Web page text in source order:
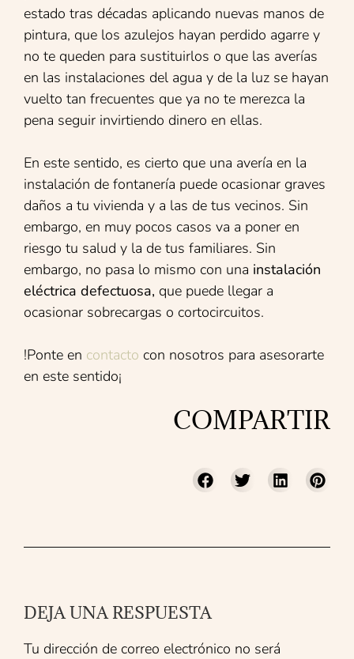
estado tras décadas aplicando nuevas manos de
pintura, que los azulejos hayan perdido agarre y
no te queden para sustituirlos o que las averías
en las instalaciones del agua y de la luz se hayan
vuelto tan frecuentes que ya no te merezca la
pena seguir invirtiendo dinero en ellas.
En este sentido, es cierto que una avería en la
instalación de fontanería puede ocasionar graves
daños a tu vivienda y a las de tus vecinos. Sin
embargo, en muy pocos casos va a poner en
riesgo tu salud y la de tus familiares. Sin
embargo, no pasa lo mismo con una instalación
eléctrica defectuosa, que puede llegar a
ocasionar sobrecargas o cortocircuitos.
!Ponte en contacto con nosotros para asesorarte
en este sentido¡
COMPARTIR
DEJA UNA RESPUESTA
Tu dirección de correo electrónico no será